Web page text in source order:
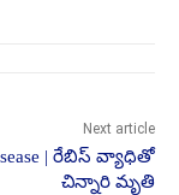
Next article
| రేబిస్ వ్యాధితో
చిన్నారి మృతి